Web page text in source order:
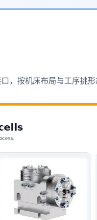
，按机床布局与工序挑形